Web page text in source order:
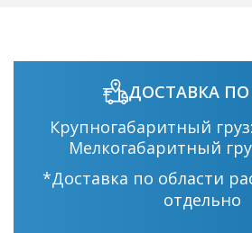
ДОСТАВКА ПО
Крупногабаритный груз:
Мелкогабаритный
*Доставка по области
отдельно